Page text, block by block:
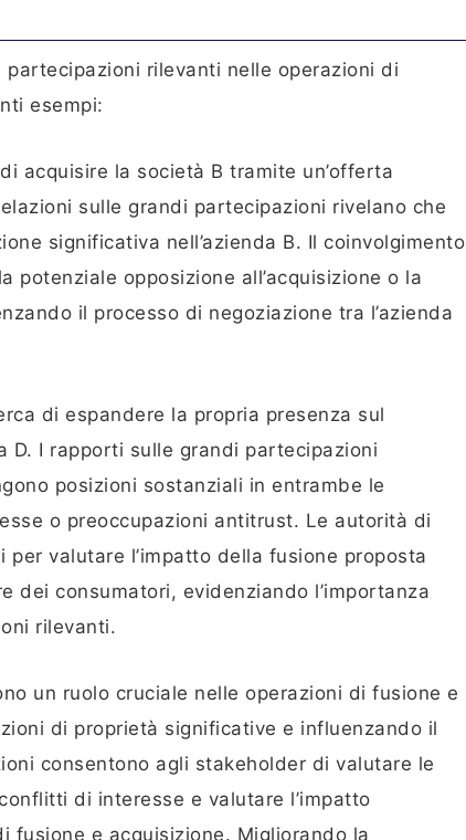
rilevanti nelle operazioni di
esempi:
acquisire la società B tramite un’offerta
sulle grandi partecipazioni rivelano che
significativa nell’azienda B. Il coinvolgimento
potenziale opposizione all’acquisizione o la
il processo di negoziazione tra l’azienda
di espandere la propria presenza sul
D. I rapporti sulle grandi partecipazioni
posizioni sostanziali in entrambe le
o preoccupazioni antitrust. Le autorità di
valutare l’impatto della fusione proposta
dei consumatori, evidenziando l’importanza
rilevanti.
un ruolo cruciale nelle operazioni di fusione e
di proprietà significative e influenzando il
consentono agli stakeholder di valutare le
di interesse e valutare l’impatto
fusione e acquisizione. Migliorando la